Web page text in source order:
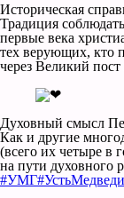
Историческая
Традиция
первые века
тех верующих, кто
через Великий
Духовный смысл
Как и другие
(всего их четыре в
на пути духовного
#УМГ